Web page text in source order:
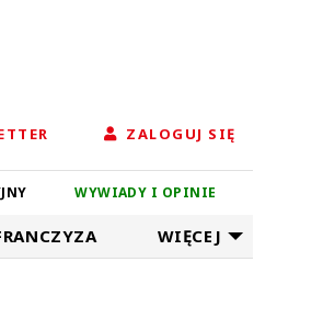
ZALOGUJ SIĘ
WYWIADY I OPINIE
WIĘCEJ